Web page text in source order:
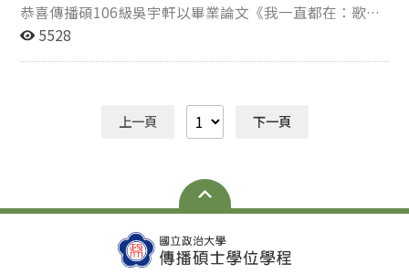
恭喜傳播碩106級吳宇軒以畢業論文《我一直都在：歌手
情感勞動行為研究》榮獲文化部110年文化藝術政策博碩
5528
上一頁 下一頁